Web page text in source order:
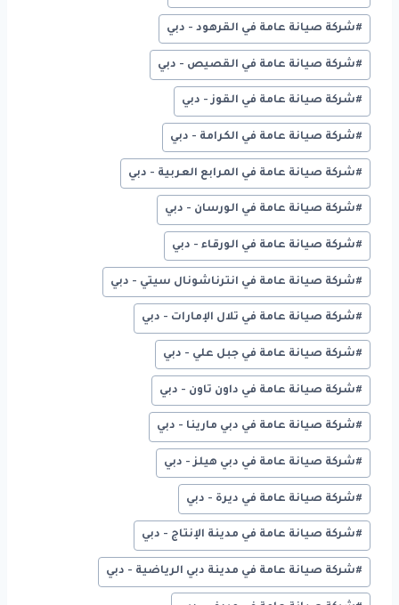
#شركة صيانة عامة في القرهود - دبي
#شركة صيانة عامة في القصيص - دبي
#شركة صيانة عامة في القوز - دبي
#شركة صيانة عامة في الكرامة - دبي
#شركة صيانة عامة في المرابع العربية - دبي
#شركة صيانة عامة في الورسان - دبي
#شركة صيانة عامة في الورقاء - دبي
#شركة صيانة عامة في انترناشونال سيتي - دبي
#شركة صيانة عامة في تلال الإمارات - دبي
#شركة صيانة عامة في جبل علي - دبي
#شركة صيانة عامة في داون تاون - دبي
#شركة صيانة عامة في دبي مارينا - دبي
#شركة صيانة عامة في دبي هيلز - دبي
#شركة صيانة عامة في ديرة - دبي
#شركة صيانة عامة في مدينة الإنتاج - دبي
#شركة صيانة عامة في مدينة دبي الرياضية - دبي